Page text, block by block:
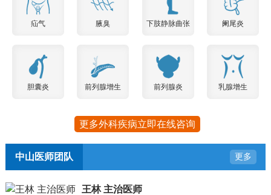
疝气 腋臭 下肢静脉曲张 阑尾炎
胆囊炎 前列腺增生 前列腺炎 乳腺增生
更多外科疾病立即在线咨询
中山医师团队 更多
王林 主治医师